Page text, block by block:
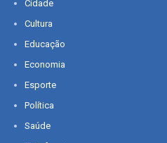
Cidade
Cultura
Educação
Economia
Esporte
Política
Saúde